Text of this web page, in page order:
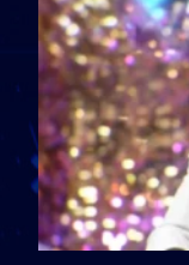
divorci apo